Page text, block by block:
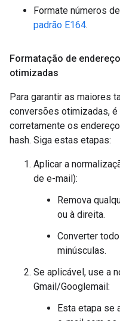
Formate números
padrão E164.
Formatação de
otimizadas
Para garantir as maiores
conversões otimizadas,
corretamente os
hash. Siga estas etapas:
Aplicar a
de e-mail):
Remova
ou à direita.
Converter
minúsculas.
Se aplicável, use a
Gmail/Googlemail:
Esta etapa se